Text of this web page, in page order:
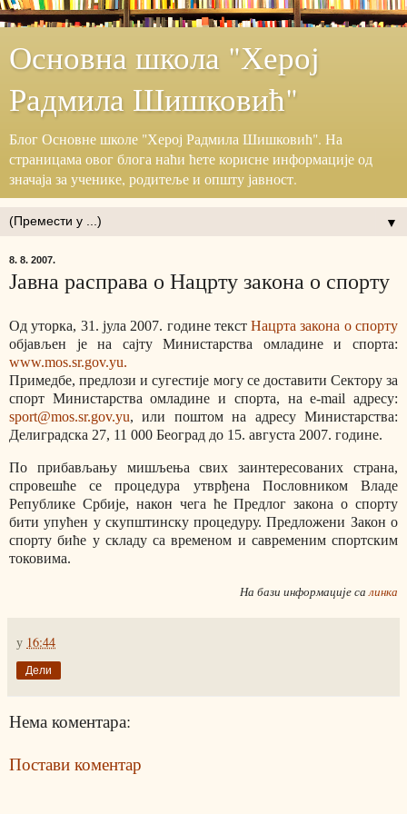
Основна школа "Херој
Радмила Шишковић"
Блог ‎Основне школе "Херој ‎Радмила Шишковић".‎ На
страницама овог блога наћи ћете корисне информације ‎од
значаја за ученике, родитеље и општу јавност.‎
▼
8. 8. 2007.
Јавна расправа о Нацрту закона о спорту
Од уторка, 31. јула 2007. године текстНацрта закона о спорту
објављен је на сајту Министарства омладине и спорта:
www.mos.sr.gov.yu.
Примедбе, предлози и сугестије могу се доставити Сектору за
спорт Министарства омладине и спорта, на e-mail адресу:
sport@mos.sr.gov.yu, или поштом на адресу Министарства:
Делиградска 27, 11 000 Београд до 15. августа 2007. године.
По прибављању мишљења свих заинтересованих страна,
спровешће се процедура утврђена Пословником Владе
Републике Србије, након чега ће Предлог закона о спорту
бити упућен у скупштинску процедуру. Предложени Закон о
спорту биће у складу са временом и савременим спортским
токовима.
На бази информације салинка
у 16:44
Дели
Нема коментара:
Постави коментар